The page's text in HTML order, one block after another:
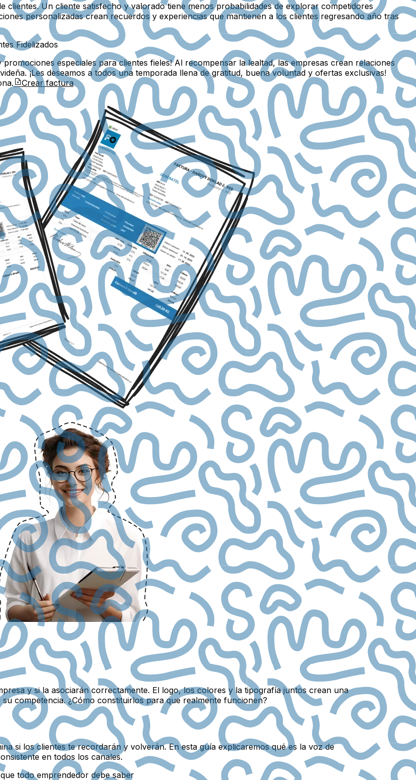
clientes. Un cliente satisfecho y valorado tiene menos probabilidades de explorar competidores
personalizadas crean recuerdos y experiencias que mantienen a los clientes regresando año tras
Fidelizados
especiales para clientes fieles! Al recompensar la lealtad, las empresas crean relaciones
¡Les deseamos a todos una temporada llena de gratitud, buena voluntad y ofertas exclusivas!
Crear factura
y si la asociarán correctamente. El logo, los colores y la tipografía juntos crean una
competencia. ¿Cómo constituirlos para que realmente funcionen?
si los clientes te recordarán y volverán. En esta guía explicaremos qué es la voz de
en todos los canales.
todo emprendedor debe saber